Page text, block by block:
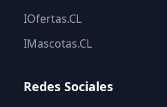
IOfertas.CL
IMascotas.CL
Redes Sociales